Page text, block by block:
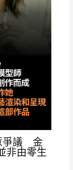
爭議 金
非由零生